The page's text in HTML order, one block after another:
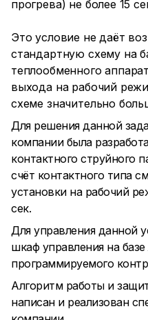
прогрева) не более 15
Это условие не даёт
стандартную схему на
теплообменного
выхода на рабочий
схеме значительно
Для решения данной
компании была
контактного струйного
счёт контактного типа
установки на рабочий
сек.
Для управления данной
шкаф управления на базе
программируемого
Алгоритм работы и
написан и реализован